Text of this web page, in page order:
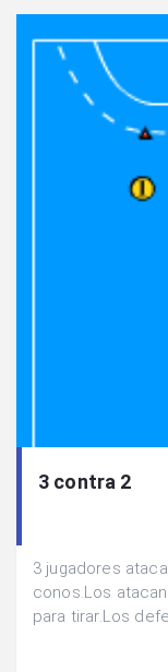
3 contra 2
3 jugadores
conos.Los
para tirar.Los